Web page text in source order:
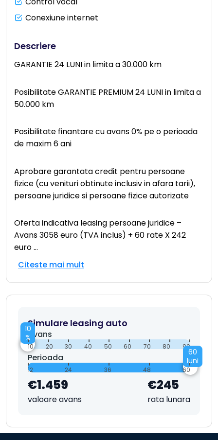
Conexiune internet
Descriere
GARANTIE 24 LUNI in limita a 30.000 km
Posibilitate GARANTIE PREMIUM 24 LUNI in limita a
50.000 km
Posibilitate finantare cu avans 0% pe o perioada
de maxim 6 ani
Aprobare garantata credit pentru persoane
fizice (cu venituri obtinute inclusiv in afara tarii),
persoane juridice si persoane fizice autorizate
Oferta indicativa leasing persoane juridice –
Avans 3058 euro (TVA inclus) + 60 rate X 242
euro...
Citeste mai mult
Simulare leasing auto
Avans
10
%
10 20 30 40 50 60 70 80 90
Perioada
60
luni
12 24 36 48 60
€1.459
valoare avans
€245
rata lunara